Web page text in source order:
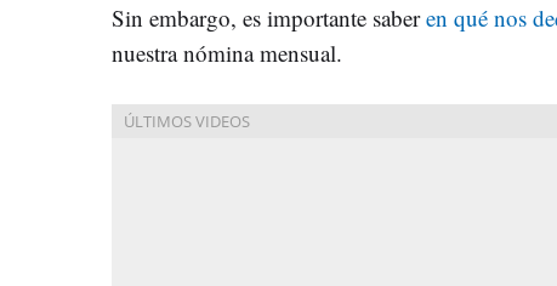
Sin embargo, es importante saberen qué nos
nuestra nómina mensual.